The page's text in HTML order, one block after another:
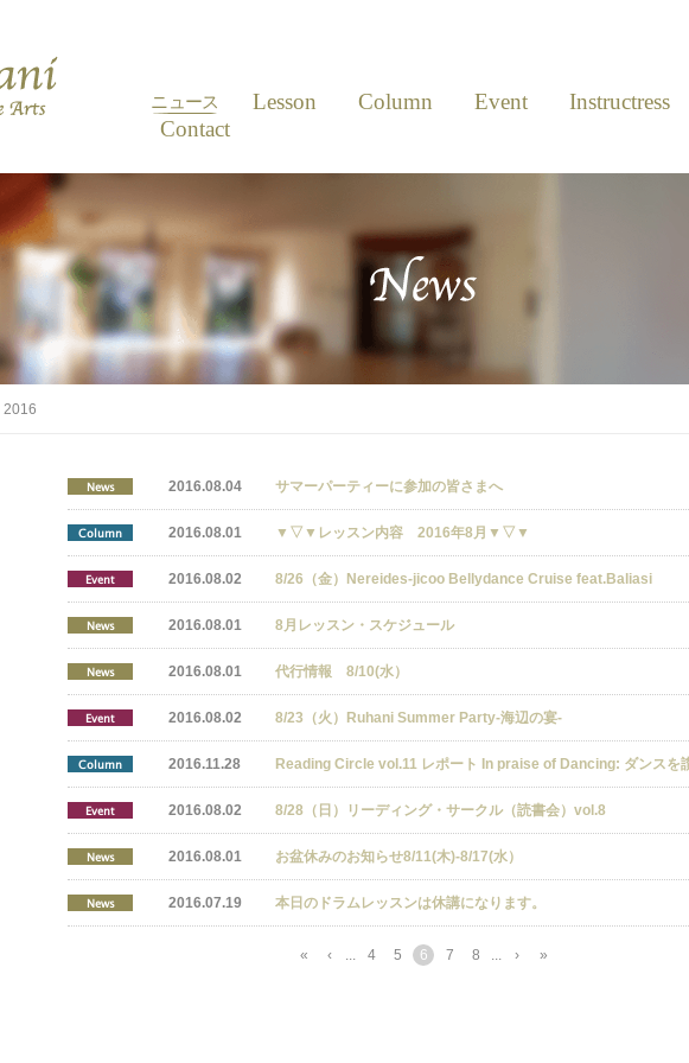
News
ニュース Lesson Column Event Instructress
Contact
2016
News 2016.08.04 サマーパーティーに参加の皆さまへ
Column 2016.08.01 ▼▽▼レッスン内容 2016年8月▼▽▼
Event 2016.08.02 8/26（金）Nereides-jicoo Bellydance Cruise feat.Baliasi
News 2016.08.01 8月レッスン・スケジュール
News 2016.08.01 代行情報 8/10(水）
Event 2016.08.02 8/23（火）Ruhani Summer Party-海辺の宴-
Column 2016.11.28 Reading Circle vol.11 レポート In praise of Dancing: ダンスを
Event 2016.08.02 8/28（日）リーディング・サークル（読書会）vol.8
News 2016.08.01 お盆休みのお知らせ8/11(木)-8/17(水）
News 2016.07.19 本日のドラムレッスンは休講になります。
« ‹ 4 5 6 7 8 › »